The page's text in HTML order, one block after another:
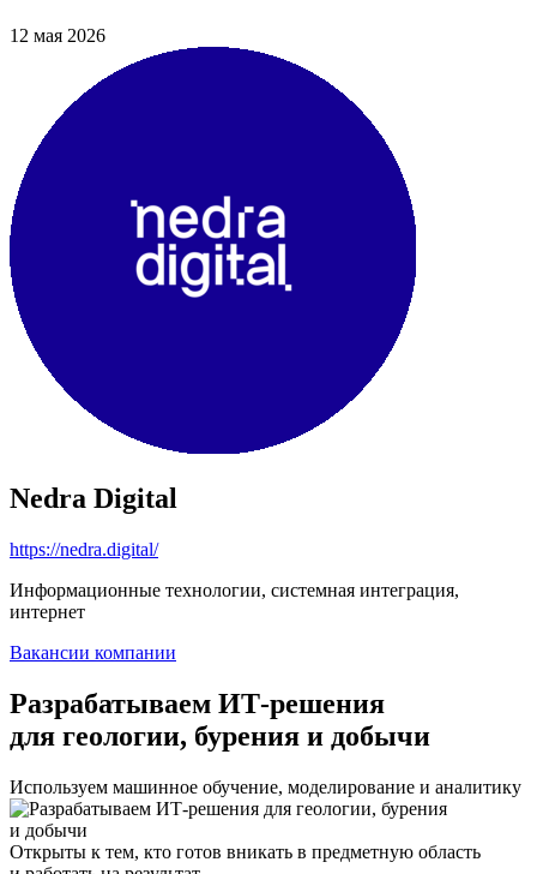
12 мая 2026
Nedra Digital
https://nedra.digital/
Информационные технологии, системная интеграция,
интернет
Вакансии компании
Разрабатываем ИТ-решения
для геологии, бурения и добычи
Используем машинное обучение, моделирование и аналитику
Открыты к тем, кто готов вникать в предметную область